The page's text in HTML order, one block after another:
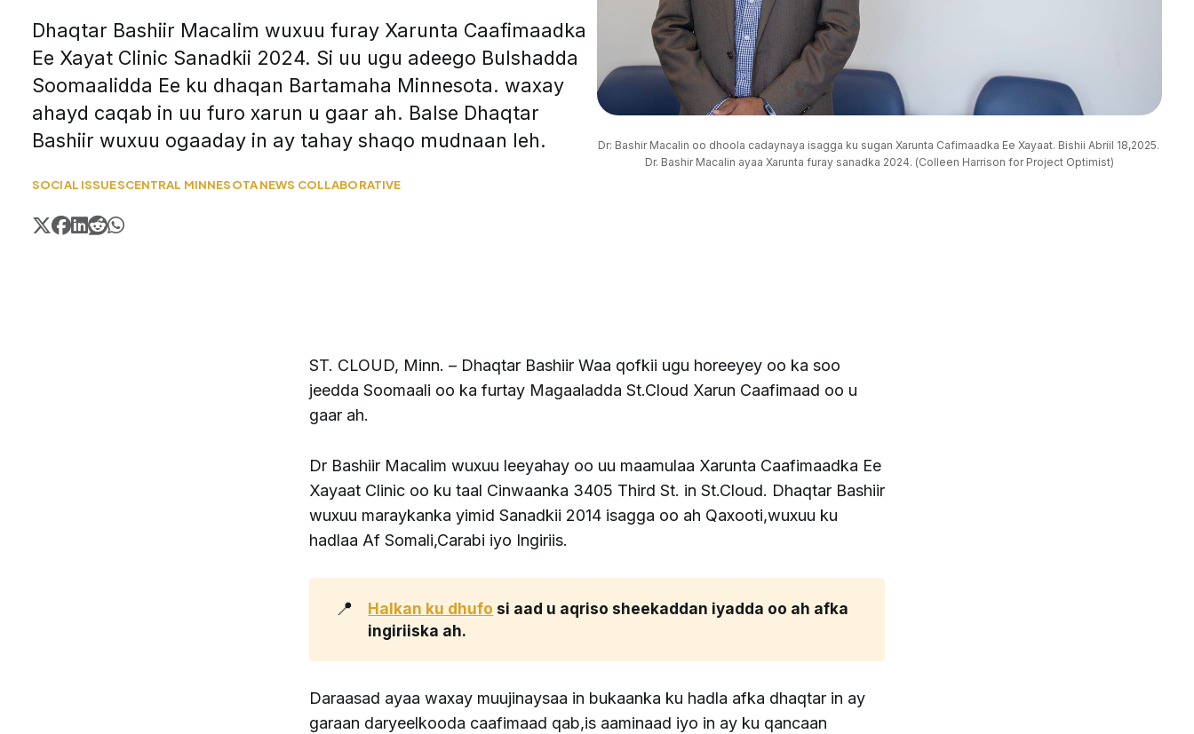
Dhaqtar Bashiir Macalim wuxuu furay Xarunta Caafimaadka
Ee Xayat Clinic Sanadkii 2024. Si uu ugu adeego Bulshadda
Soomaalidda Ee ku dhaqan Bartamaha Minnesota. waxay
ahayd caqab in uu furo xarun u gaar ah. Balse Dhaqtar
Bashiir wuxuu ogaaday in ay tahay shaqo mudnaan leh.
SOCIAL ISSUESCENTRAL MINNESOTA NEWS COLLABORATIVE
Dr: Bashir Macalin oo dhoola cadaynaya isagga ku sugan Xarunta Cafimaadka Ee Xayaat. Bishii Abriil 18,2025.
Dr. Bashir Macalin ayaa Xarunta furay sanadka 2024. (Colleen Harrison for Project Optimist)
ST. CLOUD, Minn. – Dhaqtar Bashiir Waa qofkii ugu horeeyey oo ka soo
jeedda Soomaali oo ka furtay Magaaladda St.Cloud Xarun Caafimaad oo u
gaar ah.
Dr Bashiir Macalim wuxuu leeyahay oo uu maamulaa Xarunta Caafimaadka Ee
Xayaat Clinic oo ku taal Cinwaanka 3405 Third St. in St.Cloud. Dhaqtar Bashiir
wuxuu maraykanka yimid Sanadkii 2014 isagga oo ah Qaxooti,wuxuu ku
hadlaa Af Somali,Carabi iyo Ingiriis.
📍 Halkan ku dhufo si aad u aqriso sheekaddan iyadda oo ah afka
ingiriiska ah.
Daraasad ayaa waxay muujinaysaa in bukaanka ku hadla afka dhaqtar in ay
garaan daryeelkooda caafimaad qab,is aaminaad iyo in ay ku qancaan